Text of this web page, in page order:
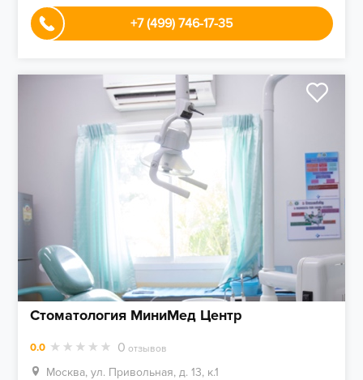
+7 (499) 746-17-35
Стоматология МиниМед Центр
0.0 0 отзывов
Москва, ул. Привольная, д. 13, к.1